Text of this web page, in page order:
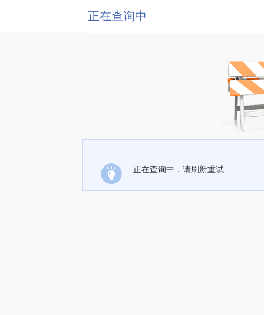
正在查询中
正在查询中，请刷新重试